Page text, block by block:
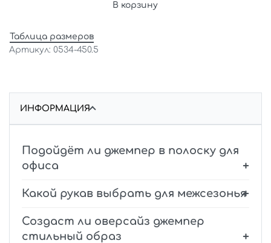
В корзину
Таблица размеров
0534-450.5
ИНФОРМАЦИЯ
Подойдёт ли джемпер в полоску для
офиса
Какой рукав выбрать для межсезонья
Создаст ли оверсайз джемпер
стильный образ